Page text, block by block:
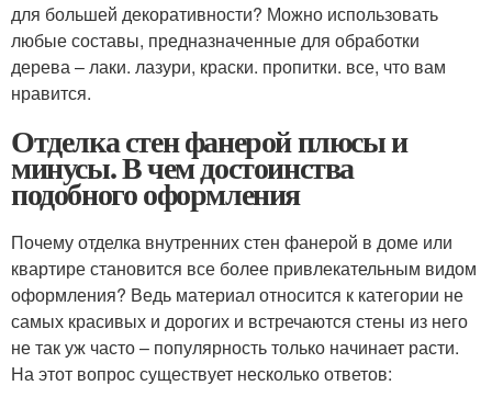
для большей декоративности? Можно использовать
любые составы, предназначенные для обработки
дерева – лаки. лазури, краски. пропитки. все, что вам
нравится.
Отделка стен фанерой плюсы и
минусы. В чем достоинства
подобного оформления
Почему отделка внутренних стен фанерой в доме или
квартире становится все более привлекательным видом
оформления? Ведь материал относится к категории не
самых красивых и дорогих и встречаются стены из него
не так уж часто – популярность только начинает расти.
На этот вопрос существует несколько ответов: